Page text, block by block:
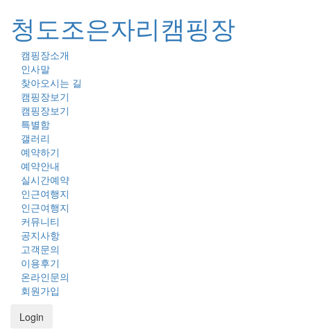
청도조은자리캠핑장
캠핑장소개
인사말
찾아오시는 길
캠핑장보기
캠핑장보기
특별함
갤러리
예약하기
예약안내
실시간예약
인근여행지
인근여행지
커뮤니티
공지사항
고객문의
이용후기
온라인문의
회원가입
Login